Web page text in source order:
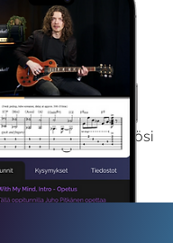
sisältömme käyttöösi